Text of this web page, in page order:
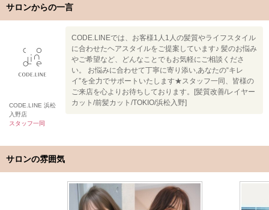
サロンからの一言
CODE.LINE 浜松
入野店
スタッフ一同
CODE.LINEでは、お客様1人1人の髪質やライフスタイル
に合わせたヘアスタイルをご提案しています♪ 髪のお悩み
やご希望など、どんなことでもお気軽にご相談くださ
い。 お悩みに合わせて丁寧に寄り添い,あなたの“キレ
イ”を全力でサポートいたします★スタッフ一同、皆様の
ご来店を心よりお待ちしております。[髪質改善/レイヤー
カット/前髪カット/TOKIO/浜松入野]
サロンの雰囲気